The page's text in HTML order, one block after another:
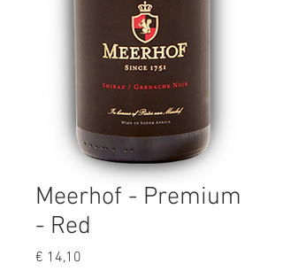
Meerhof - Premium
- Red
€ 14,10